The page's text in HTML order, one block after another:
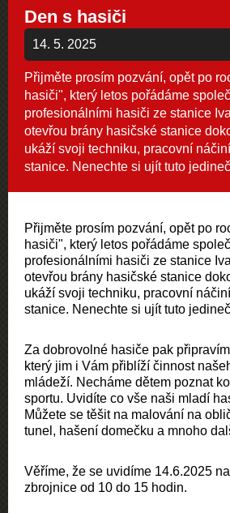
Den s hasiči
14. 5. 2025
Přijměte prosím pozvání, opět po
hasiči", který letos pořádáme
profesionálními hasiči ze stanice
otevřou brány hasičské stanice
ukáží svoji techniku, pracovní
stanice. Nenechte si ujít tuto
Přijměte prosím pozvání, opět po
hasiči", který letos pořádáme
profesionálními hasiči ze stanice
otevřou brány hasičské stanice
ukáží svoji techniku, pracovní
stanice. Nenechte si ujít tuto
Za dobrovolné hasiče pak
který jim i Vám přiblíží činnost
mládeží. Necháme dětem poznat
sportu. Uvidíte co vše naši mladí
Můžete se těšit na malování na
tunel, hašení domečku a mnoho
Věříme, že se uvidíme 14.6.2025
zbrojnice od 10 do 15 hodin.